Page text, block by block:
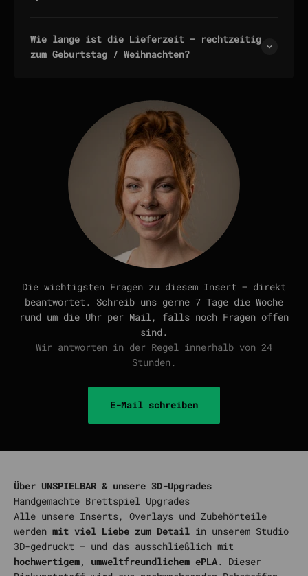
Wie lange ist die Lieferzeit — rechtzeitig
zum Geburtstag / Weihnachten?
Die wichtigsten Fragen zu diesem Insert — direkt
beantwortet. Schreib uns gerne 7 Tage die Woche
rund um die Uhr per Mail, falls noch Fragen offen
sind.
Wir antworten in der Regel innerhalb von 24
Stunden.
E-Mail schreiben
Über UNSPIELBAR & unsere 3D-Upgrades
Alle unsere Inserts, Overlays und Zubehörteile
werden mit viel Liebe zum Detail in unserem Studio
3D-gedruckt – und das ausschließlich mit
hochwertigem, umweltfreundlichem ePLA. Dieser